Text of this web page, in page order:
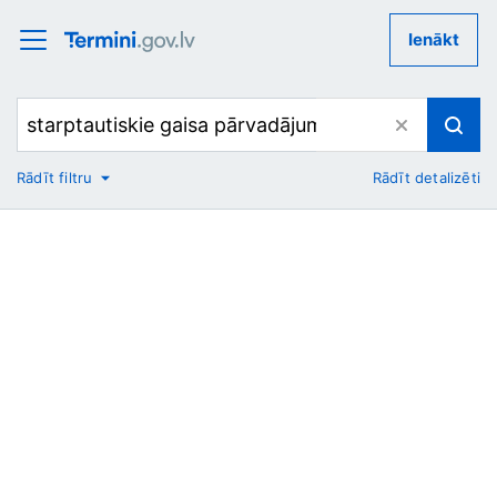
Ienākt
No
Rādīt filtru Rādīt detalizēti